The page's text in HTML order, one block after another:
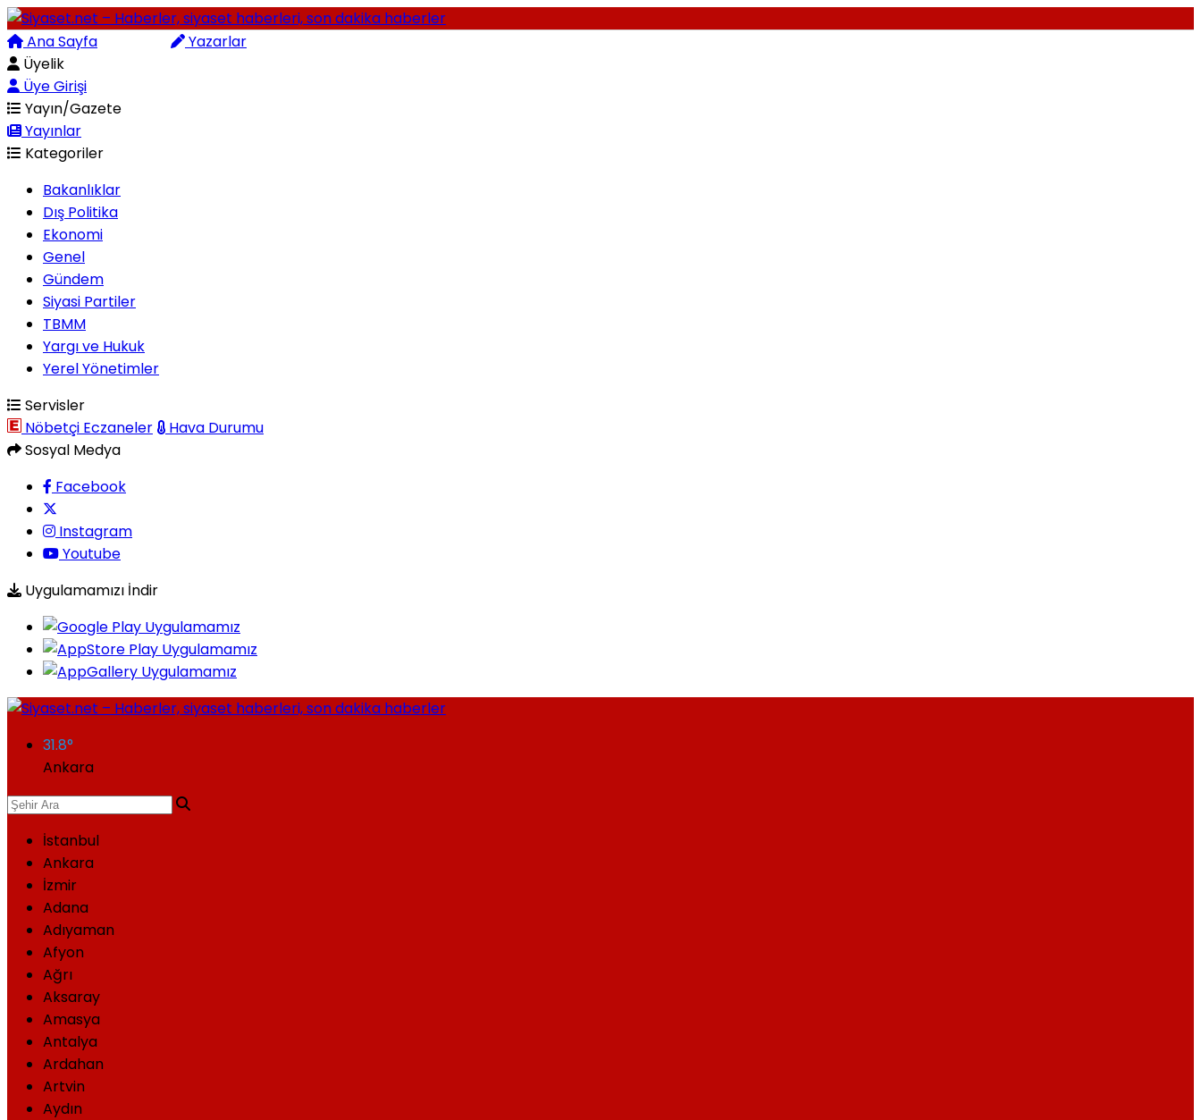
Ana Sayfa
Yazarlar
Üyelik
Üye Girişi
Yayın/Gazete
Yayınlar
Kategoriler
Bakanlıklar
Dış Politika
Ekonomi
Genel
Gündem
Siyasi Partiler
TBMM
Yargı ve Hukuk
Yerel Yönetimler
Servisler
Nöbetçi Eczaneler
Hava Durumu
Sosyal Medya
Facebook
Instagram
Youtube
Uygulamamızı İndir
31.8°
Ankara
İstanbul
Ankara
İzmir
Adana
Adıyaman
Afyon
Ağrı
Aksaray
Amasya
Antalya
Ardahan
Artvin
Aydın